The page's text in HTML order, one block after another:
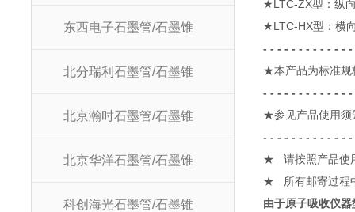
东西电子石墨管/石墨锥
北分瑞利石墨管/石墨锥
北京瀚时石墨管/石墨锥
北京华洋石墨管/石墨锥
科创海光石墨管/石墨锥
★ LTC-ZX型：纵
★LTC-HX型：横
- - - - - - - - - - - -
★本产品为标准规
- - - - - - - - - - - -
★参见产品使用须
- - - - - - - - - - - -
★
请按照产品使
★
所有邮寄过程
由于原子吸收仪